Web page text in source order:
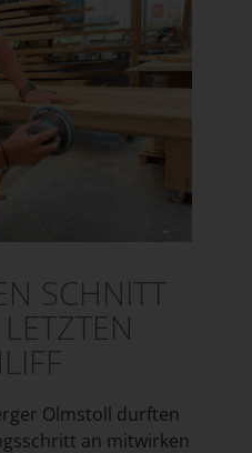
SCHNITT
Olmstoll durften
an mitwirken